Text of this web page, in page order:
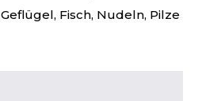
Geflügel, Fisch, Nudeln, Pilze